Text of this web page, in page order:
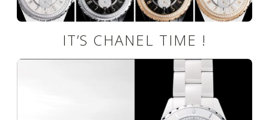
IT’S CHANEL TIME !